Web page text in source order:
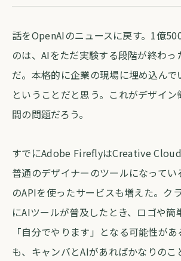
話をOpenAIのニュースに戻す。1億
のは、AIをただ実験する段階が終わっ
だ。本格的に企業の現場に埋め込んで
ということだと思う。これがデザイ
間の問題だろう。
すでにAdobe FireflyはCreative Cloud
普通のデザイナーのツールになって
のAPIを使ったサービスも増えた。ク
にAIツールが普及したとき、ロゴや簡
「自分でやります」となる可能性が
も、キャンバとAIがあればかなりのこ